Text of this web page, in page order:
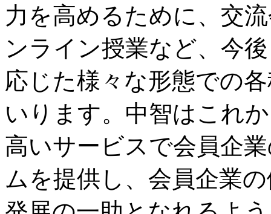
力を高めるために、交
ンライン授業など、今
応じた様々な形態での
いります。中智はこれ
高いサービスで会員企
ムを提供し、会員企業